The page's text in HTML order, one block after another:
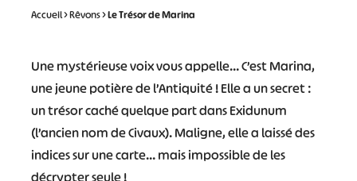
Accueil>Rêvons>Le Trésor de Marina
Une mystérieuse voix vous appelle… C’est Marina,
une jeune potière de l’Antiquité ! Elle a un secret :
un trésor caché quelque part dans Exidunum
(l’ancien nom de Civaux). Maligne, elle a laissé des
indices sur une carte… mais impossible de les
décrypter seule !